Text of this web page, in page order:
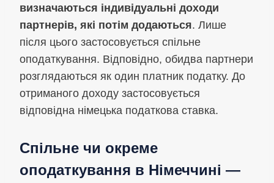
визначаються індивідуальні доходи
партнерів, які потім додаються. Лише
після цього застосовується спільне
оподаткування. Відповідно, обидва партнери
розглядаються як один платник податку. До
отриманого доходу застосовується
відповідна німецька податкова ставка.
Спільне чи окреме
оподаткування в Німеччині —